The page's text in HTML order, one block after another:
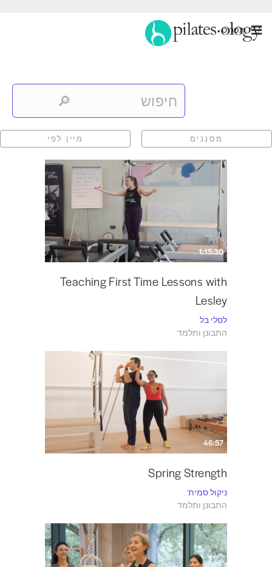
תַפרִיט
מסננים מיין לפי
1:15:30
Teaching First Time Lessons with
Lesley
לסלי בל
התבונן ותלמד
46:57
Spring Strength
ניקול סמית'
התבונן ותלמד